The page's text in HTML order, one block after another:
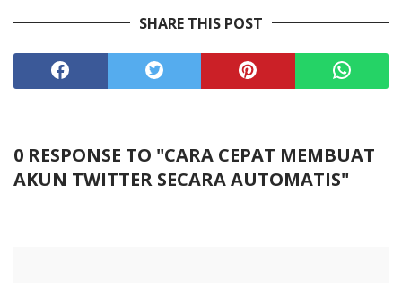
SHARE THIS POST
0 RESPONSE TO "CARA CEPAT MEMBUAT
AKUN TWITTER SECARA AUTOMATIS"